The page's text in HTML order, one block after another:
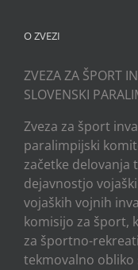
O ZVEZI
ZVEZA ZA ŠPORT
SLOVENSKI
Zveza za šport
paralimpijski
začetke delovanja
dejavnostjo
vojaških vojnih
komisijo za šport,
za športno-
tekmovalno obliko